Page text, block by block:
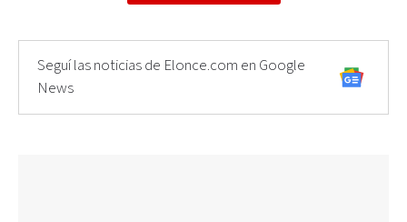
Seguí las noticias de Elonce.com en Google
News